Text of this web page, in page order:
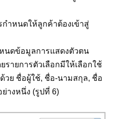
กำหนดให้ลูกค้าต้องเข้าสู่
นดข้อมูลการแสดงตัวตน
ายการตัวเลือกมีให้เลือกใช้
วย ชื่อผู้ใช้, ชื่อ-นามสกุล, ชื่อ
างหนึ่ง (รูปที่ 6)